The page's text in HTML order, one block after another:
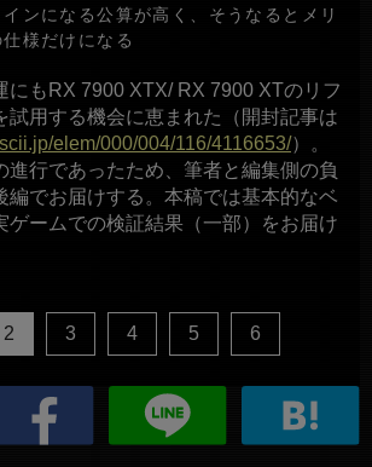
ンになる公算が高く、そうなるとメリ
様だけになる
もRX 7900 XTX/ RX 7900 XTのリフ
試用する機会に恵まれた（開封記事は
elem/000/004/116/4116653/）。
進行であったため、筆者と編集側の負
編でお届けする。本稿では基本的なベ
ゲームでの検証結果（一部）をお届け
2 3 4 5 6